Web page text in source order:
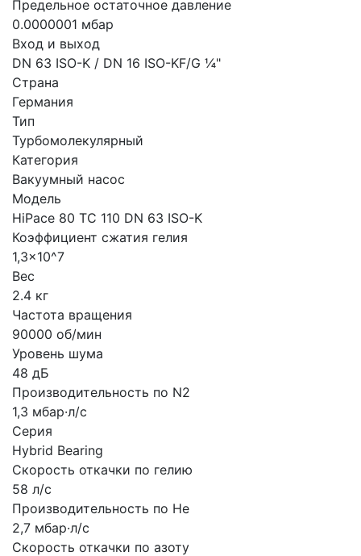
Предельное остаточное давление
0.0000001 мбар
Вход и выход
DN 63 ISO-K / DN 16 ISO-KF/G ¼"
Страна
Германия
Тип
Турбомолекулярный
Категория
Вакуумный насос
Модель
HiPace 80 TC 110 DN 63 ISO-K
Коэффициент сжатия гелия
1,3x10^7
Вес
2.4 кг
Частота вращения
90000 об/мин
Уровень шума
48 дБ
Производительность по N2
1,3 мбар·л/с
Серия
Hybrid Bearing
Скорость откачки по гелию
58 л/с
Производительность по He
2,7 мбар·л/с
Скорость откачки по азоту